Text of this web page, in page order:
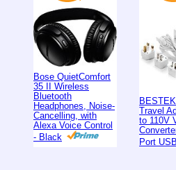
Bose QuietComfort
35 II Wireless
Bluetooth
Headphones, Noise-
Cancelling, with
Alexa Voice Control
- Black
Travel
to 110V
Port USB